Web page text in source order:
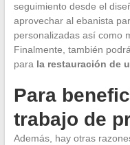
seguimiento desde el
aprovechar al ebanista
personalizadas así como
Finalmente, también
para la restauración de
Para
trabajo de
Además, hay otras